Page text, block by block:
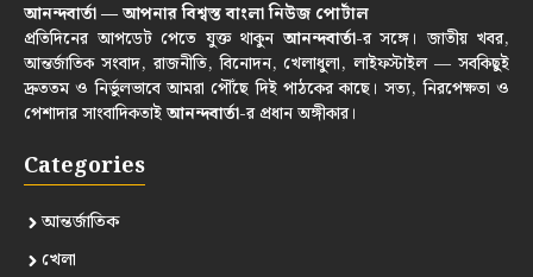
আনন্দবার্তা — আপনার বিশ্বস্ত বাংলা নিউজ পোর্টাল
প্রতিদিনের আপডেট পেতে যুক্ত থাকুনআনন্দবার্তা-র সঙ্গে। জাতীয় খবর,
আন্তর্জাতিক সংবাদ, রাজনীতি, বিনোদন, খেলাধুলা, লাইফস্টাইল — সবকিছুই
দ্রুততম ও নির্ভুলভাবে আমরা পৌঁছে দিই পাঠকের কাছে। সত্য, নিরপেক্ষতা ও
পেশাদার সাংবাদিকতাইআনন্দবার্তা-র প্রধান অঙ্গীকার।
Categories
আন্তর্জাতিক
খেলা